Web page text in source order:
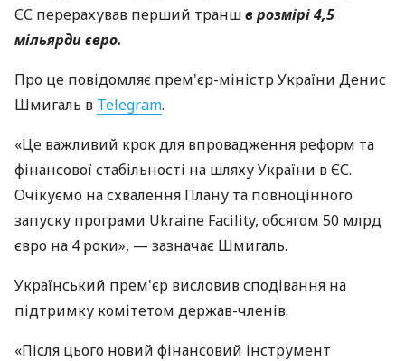
ЄС перерахував перший траншв розмірі 4,5
мільярди євро.
Про це повідомляє прем'єр-міністр України Денис
Шмигаль в Telegram.
«Це важливий крок для впровадження реформ та
фінансової стабільності на шляху України в ЄС.
Очікуємо на схвалення Плану та повноцінного
запуску програми Ukraine Facility, обсягом 50 млрд
євро на 4 роки», — зазначає Шмигаль.
Український прем'єр висловив сподівання на
підтримку комітетом держав-членів.
«Після цього новий фінансовий інструмент